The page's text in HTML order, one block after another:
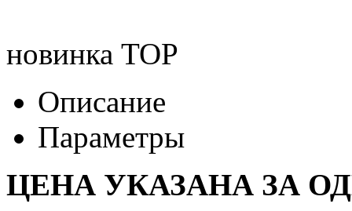
новинка TOP
Описание
Параметры
ЦЕНА УКАЗАНА ЗА